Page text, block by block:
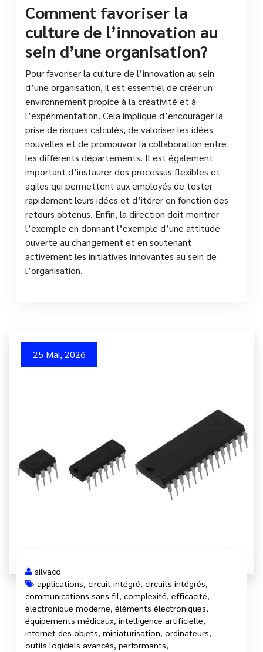
Comment favoriser la
culture de l’innovation au
sein d’une organisation?
Pour favoriser la culture de l’innovation au sein
d’une organisation, il est essentiel de créer un
environnement propice à la créativité et à
l’expérimentation. Cela implique d’encourager la
prise de risques calculés, de valoriser les idées
nouvelles et de promouvoir la collaboration entre
les différents départements. Il est également
important d’instaurer des processus flexibles et
agiles qui permettent aux employés de tester
rapidement leurs idées et d’itérer en fonction des
retours obtenus. Enfin, la direction doit montrer
l’exemple en donnant l’exemple d’une attitude
ouverte au changement et en soutenant
activement les initiatives innovantes au sein de
l’organisation.
25 Mai, 2026
silvaco
applications circuit intégré circuits intégrés
communications sans fil complexité efficacité
électronique moderne éléments électroniques
équipements médicaux intelligence artificielle
internet des objets miniaturisation ordinateurs
outils logiciels avancés performants